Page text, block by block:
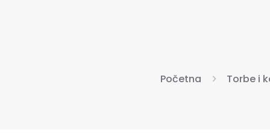
Početna Torbe i